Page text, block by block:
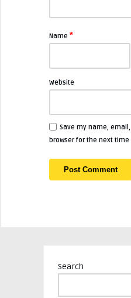
Name *
Website
Save my name,
browser for the next time
Search